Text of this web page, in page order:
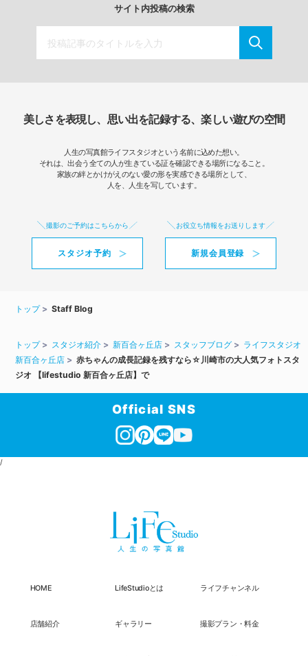
サイト内投稿の検索
美しさを表現し、思い出を記録する、楽しい遊びの空間
人生の写真館ライフスタジオという名前に込めた想い。
それは、出会う全ての人が生きている証を確認できる場所になること。
家族の絆とかけがえのない愛の形を実感できる場所として、
人を、人生を写しています。
撮影のご予約はこちらから
スタジオ予約
お役立ち情報をお送りします
新規会員登録
トップ Staff Blog
トップ スタジオ紹介 新百合ヶ丘店 スタッフブログ
ライフスタジオ
新百合ヶ丘店
赤ちゃんの成長記録を残すなら☆川崎市の大人気フォトスタ
ジオ 【lifestudio 新百合ヶ丘店】で
Official SNS
/
HOME LifeStudioとは ライフチャンネル
店舗紹介 ギャラリー 撮影プラン・料金